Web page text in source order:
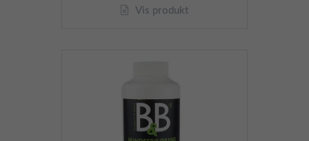
Vis produkt